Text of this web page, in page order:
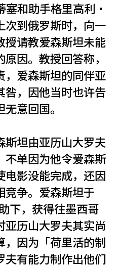
和助手格里高利‧
次到俄罗斯时，向一
授请教爱森斯坦未能
因。教授回答称，
，爱森斯坦的同伴亚
咎，因他当时也许告
意回国。
斯坦由亚历山大罗夫
不单因为他令爱森斯
电影没能完成，还因
竞争。爱森斯坦于
下，获得往墨西哥
亚历山大罗夫其实尚
，因为「荷里活的制
夫有能力制作出他们